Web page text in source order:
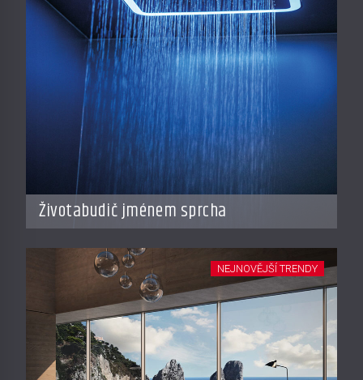
Životabudič jménem sprcha
NEJNOVĚJŠÍ TRENDY